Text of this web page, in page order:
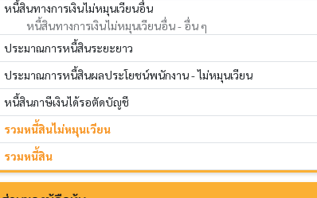
หนี้สินทางการเงินไม่หมุนเวียนอื่น
หนี้สินทางการเงินไม่หมุนเวียนอื่น - อื่น ๆ
ประมาณการหนี้สินระยะยาว
ประมาณการหนี้สินผลประโยชน์พนักงาน - ไม่หมุนเวียน
หนี้สินภาษีเงินได้รอตัดบัญชี
รวมหนี้สินไม่หมุนเวียน
รวมหนี้สิน